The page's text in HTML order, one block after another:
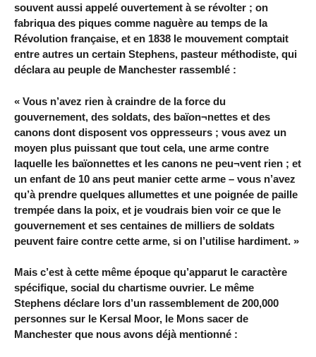
souvent aussi appelé ouvertement à se révolter ; on
fabriqua des piques comme naguère au temps de la
Révolution française, et en 1838 le mouvement comptait
entre autres un certain Stephens, pasteur méthodiste, qui
déclara au peuple de Manchester rassemblé :
« Vous n’avez rien à craindre de la force du
gouvernement, des soldats, des baïon¬nettes et des
canons dont disposent vos oppresseurs ; vous avez un
moyen plus puissant que tout cela, une arme contre
laquelle les baïonnettes et les canons ne peu¬vent rien ; et
un enfant de 10 ans peut manier cette arme – vous n’avez
qu’à prendre quelques allumettes et une poignée de paille
trempée dans la poix, et je voudrais bien voir ce que le
gouvernement et ses centaines de milliers de soldats
peuvent faire contre cette arme, si on l’utilise hardiment. »
Mais c’est à cette même époque qu’apparut le caractère
spécifique, social du chartisme ouvrier. Le même
Stephens déclare lors d’un rassemblement de 200,000
personnes sur le Kersal Moor, le Mons sacer de
Manchester que nous avons déjà mentionné :